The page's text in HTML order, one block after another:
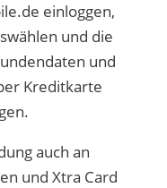
einloggen,
und die
und
Kreditkarte
auch an
und Xtra Card